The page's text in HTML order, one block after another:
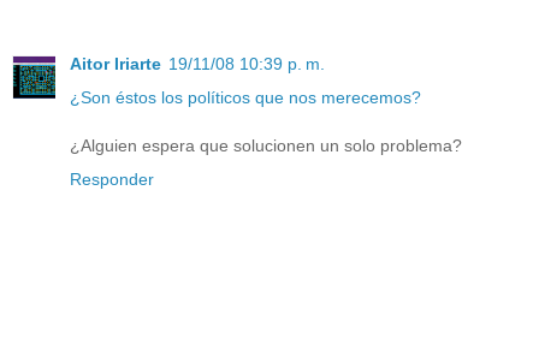
Aitor Iriarte 19/11/08 10:39 p. m.
¿Son éstos los políticos que nos merecemos?
¿Alguien espera que solucionen un solo problema?
Responder